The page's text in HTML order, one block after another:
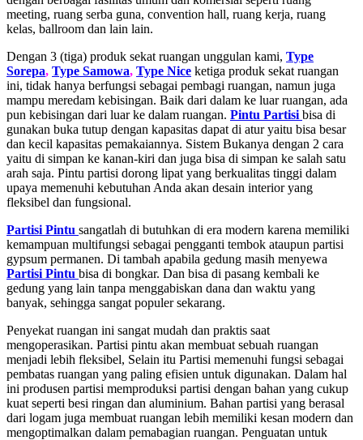
meeting, ruang serba guna, convention hall, ruang kerja, ruang
kelas, ballroom dan lain lain.
Dengan 3 (tiga) produk sekat ruangan unggulan kami, Type
Sorepa, Type Samowa, Type Nice ketiga produk sekat ruangan
ini, tidak hanya berfungsi sebagai pembagi ruangan, namun juga
mampu meredam kebisingan. Baik dari dalam ke luar ruangan, ada
pun kebisingan dari luar ke dalam ruangan. Pintu Partisi bisa di
gunakan buka tutup dengan kapasitas dapat di atur yaitu bisa besar
dan kecil kapasitas pemakaiannya. Sistem Bukanya dengan 2 cara
yaitu di simpan ke kanan-kiri dan juga bisa di simpan ke salah satu
arah saja. Pintu partisi dorong lipat yang berkualitas tinggi dalam
upaya memenuhi kebutuhan Anda akan desain interior yang
fleksibel dan fungsional.
Partisi Pintu sangatlah di butuhkan di era modern karena memiliki
kemampuan multifungsi sebagai pengganti tembok ataupun partisi
gypsum permanen. Di tambah apabila gedung masih menyewa
Partisi Pintu bisa di bongkar. Dan bisa di pasang kembali ke
gedung yang lain tanpa menggabiskan dana dan waktu yang
banyak, sehingga sangat populer sekarang.
Penyekat ruangan ini sangat mudah dan praktis saat
mengoperasikan. Partisi pintu akan membuat sebuah ruangan
menjadi lebih fleksibel, Selain itu Partisi memenuhi fungsi sebagai
pembatas ruangan yang paling efisien untuk digunakan. Dalam hal
ini produsen partisi memproduksi partisi dengan bahan yang cukup
kuat seperti besi ringan dan aluminium. Bahan partisi yang berasal
dari logam juga membuat ruangan lebih memiliki kesan modern dan
mengoptimalkan dalam pemabagian ruangan. Penguatan untuk